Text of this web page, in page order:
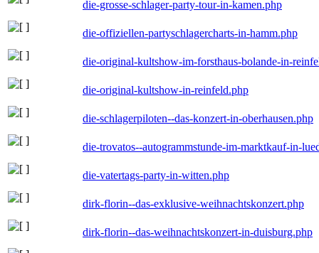
die-grosse-schlager-party-tour-in-kamen.php
die-offiziellen-partyschlagercharts-in-hamm.php
die-original-kultshow-im-forsthaus-bolande-in-
die-original-kultshow-in-reinfeld.php
die-schlagerpiloten--das-konzert-in-oberhausen.php
die-trovatos--autogrammstunde-im-marktkauf-in-
die-vatertags-party-in-witten.php
dirk-florin--das-exklusive-weihnachtskonzert.php
dirk-florin--das-weihnachtskonzert-in-duisburg.php